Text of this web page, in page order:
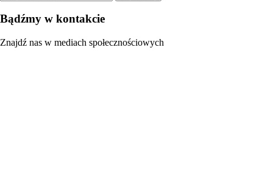
Bądźmy w kontakcie
Znajdź nas w mediach społecznościowych